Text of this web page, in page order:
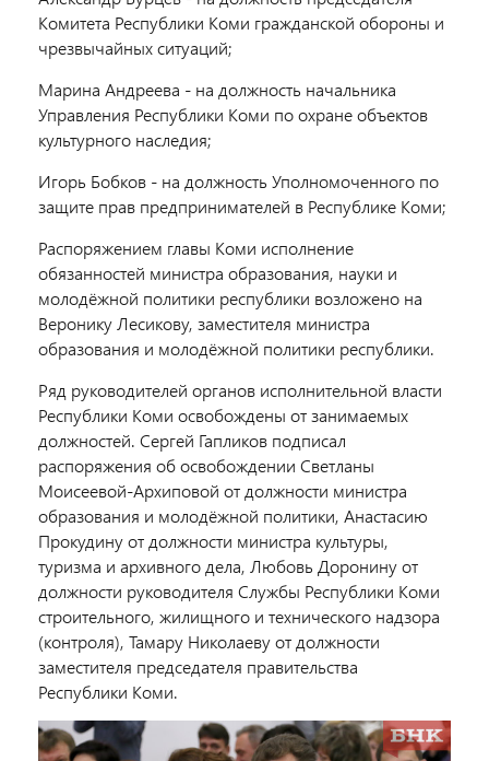
Комитета Республики Коми гражданской обороны и
чрезвычайных ситуаций;
Марина Андреева - на должность начальника
Управления Республики Коми по охране объектов
культурного наследия;
Игорь Бобков - на должность Уполномоченного по
защите прав предпринимателей в Республике Коми;
Распоряжением главы Коми исполнение
обязанностей министра образования, науки и
молодёжной политики республики возложено на
Веронику Лесикову, заместителя министра
образования и молодёжной политики республики.
Ряд руководителей органов исполнительной власти
Республики Коми освобождены от занимаемых
должностей. Сергей Гапликов подписал
распоряжения об освобождении Светланы
Моисеевой-Архиповой от должности министра
образования и молодёжной политики, Анастасию
Прокудину от должности министра культуры,
туризма и архивного дела, Любовь Доронину от
должности руководителя Службы Республики Коми
строительного, жилищного и технического надзора
(контроля), Тамару Николаеву от должности
заместителя председателя правительства
Республики Коми.